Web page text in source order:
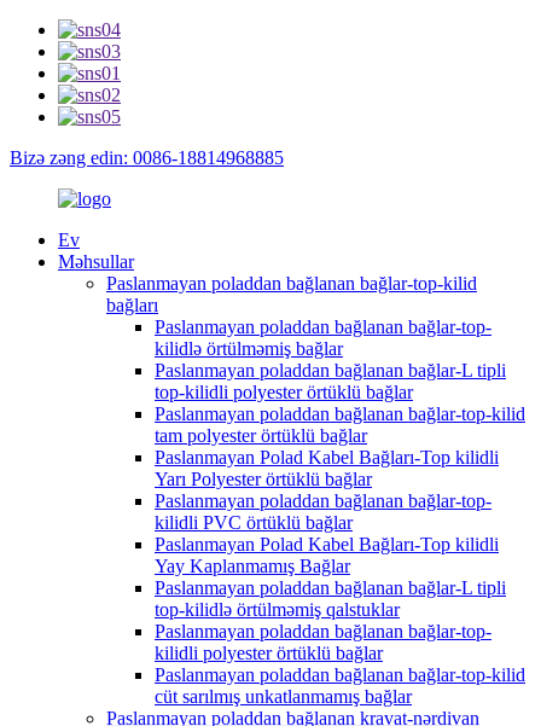
Bizə zəng edin: 0086-18814968885
Ev
Məhsullar
Paslanmayan poladdan bağlanan bağlar-top-kilid
bağları
Paslanmayan poladdan bağlanan bağlar-top-
kilidlə örtülməmiş bağlar
Paslanmayan poladdan bağlanan bağlar-L tipli
top-kilidli polyester örtüklü bağlar
Paslanmayan poladdan bağlanan bağlar-top-kilid
tam polyester örtüklü bağlar
Paslanmayan Polad Kabel Bağları-Top kilidli
Yarı Polyester örtüklü bağlar
Paslanmayan poladdan bağlanan bağlar-top-
kilidli PVC örtüklü bağlar
Paslanmayan Polad Kabel Bağları-Top kilidli
Yay Kaplanmamış Bağlar
Paslanmayan poladdan bağlanan bağlar-L tipli
top-kilidlə örtülməmiş qalstuklar
Paslanmayan poladdan bağlanan bağlar-top-
kilidli polyester örtüklü bağlar
Paslanmayan poladdan bağlanan bağlar-top-kilid
cüt sarılmış unkatlanmamış bağlar
Paslanmayan poladdan bağlanan kravat-nərdivan